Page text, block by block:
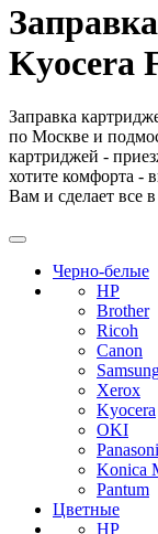
Kyocera
Заправка
по Москве и
картриджей -
хотите комфорта -
Вам и сделает все
Черно-белые
HP
Brother
Ricoh
Canon
Xerox
Kyocera
OKI
Konica
Pantum
Цветные
HP